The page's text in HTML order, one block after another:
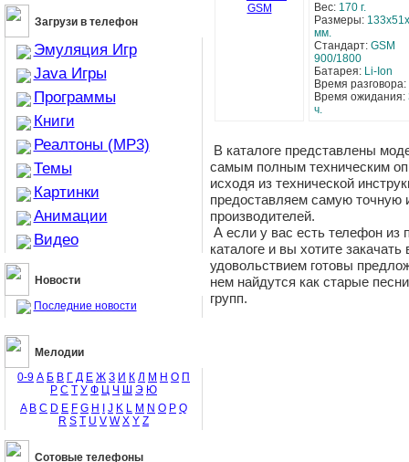
Загрузи в телефон
Эмуляция Игр
Java Игры
Программы
Книги
Реалтоны (MP3)
Темы
Картинки
Анимации
Видео
Новости
Последние новости
Мелодии
0-9 А Б В Г Д Е Ж З И К Л М Н О П
Р С Т У Ф Ц Ч Ш Э Ю
A B C D E F G H J K L M N O P Q
R S T U V W X Y Z
Сотовые телефоны
Вес: 170 г.
Размеры:
мм.
Стандарт: GSM
900/1800
Батарея: Li-Ion
Время разговора:
Время ожидания:
ч.
В каталоге представлены
самым полным техническим
исходя из технической
предоставляем самую
производителей.
А если у вас есть телефон из
каталоге и вы хотите
удовольствием готовы
нем найдутся как старые
групп.